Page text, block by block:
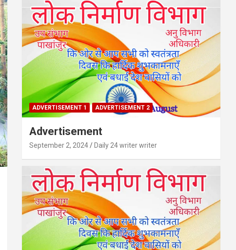
h
ADVERTISEMENT 1 ADVERTISEMENT 2
Advertisement
September 2, 2024 Daily 24 writer writer